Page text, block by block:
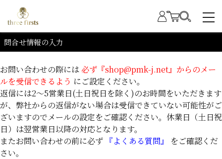
問合せ情報の入力
お問い合わせの際には 必ず『shop@pmk-j.net』からのメー
ルを受信できるよう にご設定ください。
返信には2～5営業日(土日祝日を除く)のお時間をいただきます
が、弊社からの返信がない場合は受信できていない可能性がご
ざいますのでメールの設定をご確認ください。休業日（土日祝
日）は翌営業日以降の対応となります。
またお問い合わせの前に必ず 『よくある質問』
をご確認くだ
さい。